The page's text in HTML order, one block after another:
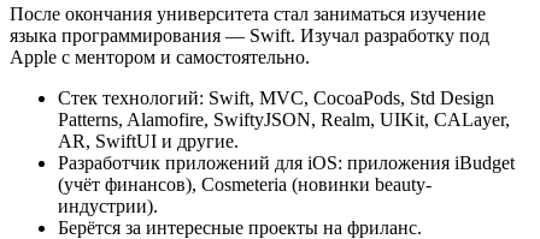
После окончания университета стал заниматься изучение
языка программирования — Swift. Изучал разработку под
Apple с ментором и самостоятельно.
Стек технологий: Swift, MVC, CocoaPods, Std Design
Patterns, Alamofire, SwiftyJSON, Realm, UIKit, CALayer,
AR, SwiftUI и другие.
Разработчик приложений для iOS: приложения iBudget
(учёт финансов), Cosmeteria (новинки beauty-
индустрии).
Берётся за интересные проекты на фриланс.